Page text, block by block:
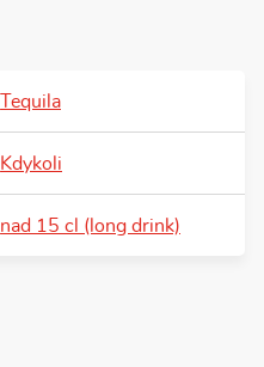
Tequila
Kdykoli
nad 15 cl (long drink)